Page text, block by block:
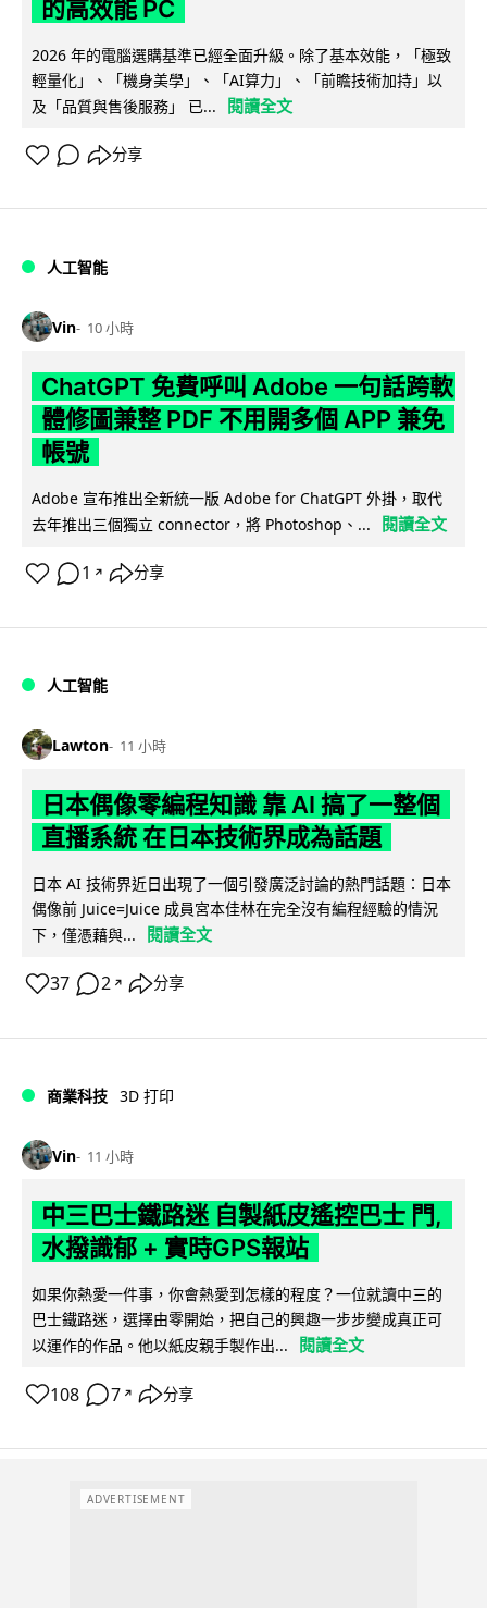
的高效能 PC
2026 年的電腦選購基準已經全面升級。除了基本效能，「極致
輕量化」、「機身美學」、「AI算力」、「前瞻技術加持」以
及「品質與售後服務」 已...
閱讀全文
分享
人工智能
Vin 10 小時
ChatGPT 免費呼叫 Adobe 一句話跨軟
體修圖兼整 PDF 不用開多個 APP 兼免
帳號
Adobe 宣布推出全新統一版 Adobe for ChatGPT 外掛，取代
去年推出三個獨立 connector，將 Photoshop、...
閱讀全文
1 ↗ 分享
人工智能
Lawton 11 小時
日本偶像零編程知識 靠 AI 搞了一整個
直播系統 在日本技術界成為話題
日本 AI 技術界近日出現了一個引發廣泛討論的熱門話題：日本
偶像前 Juice=Juice 成員宮本佳林在完全沒有編程經驗的情況
下，僅憑藉與...
閱讀全文
37 2 ↗ 分享
商業科技 3D 打印
Vin 11 小時
中三巴士鐵路迷 自製紙皮遙控巴士 門,
水撥識郁 + 實時GPS報站
如果你熱愛一件事，你會熱愛到怎樣的程度？一位就讀中三的
巴士鐵路迷，選擇由零開始，把自己的興趣一步步變成真正可
以運作的作品。他以紙皮親手製作出...
閱讀全文
108 7 ↗ 分享
ADVERTISEMENT